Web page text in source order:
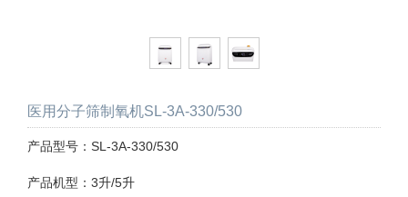
医用分子筛制氧机SL-3A-330/530
产品型号：SL-3A-330/530
产品机型：3升/5升